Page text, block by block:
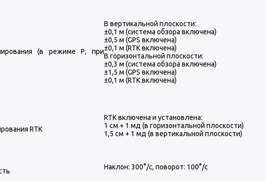
(в режиме Р, при
В вертикальной плоскости:
±0,1 м (система обзора включена)
±0,5 м (GPS включена)
±0,1 м (RTK включена)
В горизонтальной плоскости:
±0,3 м (система обзора включена)
±1,5 м (GPS включена)
±0,1 м (RTK включена)
RTK
RTK включена и установлена:
1 см + 1 мд (в горизонтальной плоскости)
1,5 см + 1 мд (в вертикальной плоскости)
Наклон: 300°/с, поворот: 100°/с